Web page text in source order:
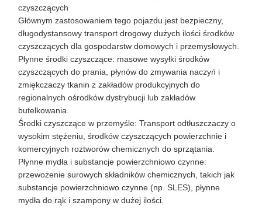
czyszczących
Głównym zastosowaniem tego pojazdu jest bezpieczny,
długodystansowy transport drogowy dużych ilości środków
czyszczących dla gospodarstw domowych i przemysłowych.
Płynne środki czyszczące: masowe wysyłki środków
czyszczących do prania, płynów do zmywania naczyń i
zmiękczaczy tkanin z zakładów produkcyjnych do
regionalnych ośrodków dystrybucji lub zakładów
butelkowania.
Środki czyszczące w przemyśle: Transport odtłuszczaczy o
wysokim stężeniu, środków czyszczących powierzchnie i
komercyjnych roztworów chemicznych do sprzątania.
Płynne mydła i substancje powierzchniowo czynne:
przewożenie surowych składników chemicznych, takich jak
substancje powierzchniowo czynne (np. SLES), płynne
mydła do rąk i szampony w dużej ilości.